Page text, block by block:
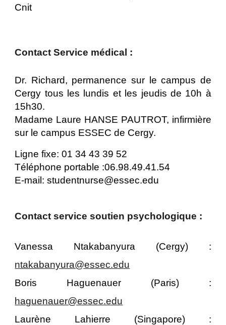
Cnit
Contact Service médical :
Dr. Richard, permanence sur le campus de
Cergy tous les lundis et les jeudis de 10h à
15h30.
Madame Laure HANSE PAUTROT, infirmière
sur le campus ESSEC de Cergy.
Ligne fixe: 01 34 43 39 52
Téléphone portable :06.98.49.41.54
E-mail: studentnurse@essec.edu
Contact service soutien psychologique :
Vanessa Ntakabanyura (Cergy) :
ntakabanyura@essec.edu
Boris Haguenauer (Paris) :
haguenauer@essec.edu
Laurène Lahierre (Singapore) :